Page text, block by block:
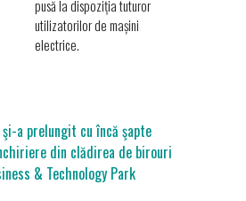
pusă la dispoziția tuturor
utilizatorilor de mașini
electrice.
a prelungit cu încă şapte
din clădirea de birouri
& Technology Park